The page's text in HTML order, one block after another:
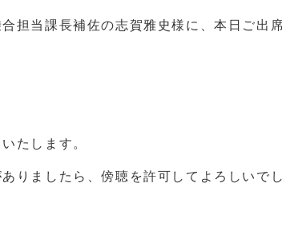
担当課長補佐の志賀雅史様に、本日ご出
たします。
りましたら、傍聴を許可してよろしいでし